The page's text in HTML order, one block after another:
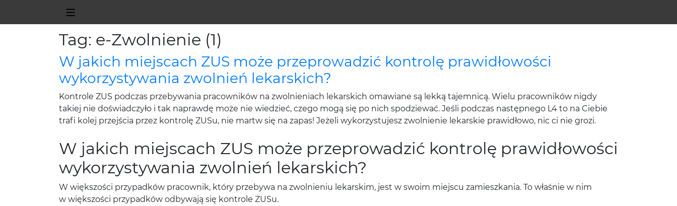
Tag: e-Zwolnienie (1)
W jakich miejscach ZUS może przeprowadzić kontrolę prawidłowości
wykorzystywania zwolnień lekarskich?
Kontrole ZUS podczas przebywania pracowników na zwolnieniach lekarskich omawiane są lekką tajemnicą. Wielu pracowników nigdy
takiej nie doświadczyło i tak naprawdę może nie wiedzieć, czego mogą się po nich spodziewać. Jeśli podczas następnego L4 to na Ciebie
trafi kolej przejścia przez kontrolę ZUSu, nie martw się na zapas! Jeżeli wykorzystujesz zwolnienie lekarskie prawidłowo, nic ci nie grozi.
W jakich miejscach ZUS może przeprowadzić kontrolę prawidłowości
wykorzystywania zwolnień lekarskich?
W większości przypadków pracownik, który przebywa na zwolnieniu lekarskim, jest w swoim miejscu zamieszkania. To właśnie w nim
w większości przypadków odbywają się kontrole ZUSu.